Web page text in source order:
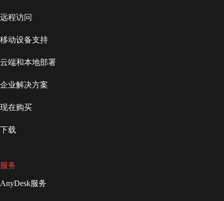
远程访问
移动设备支持
云端和本地部署
企业解决方案
现在购买
下载
服务
AnyDesk服务